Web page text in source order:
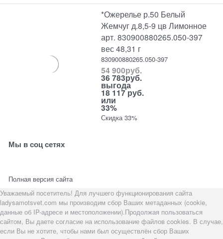
*Ожерелье р.50 Белый
Жемчуг д.8,5-9 цв Лимонное
арт. 830900880265.050-397
вес 48,31 г
830900880265.050-397
54 900руб.
36 783руб.
выгода
18 117 руб.
или
33%
Скидка 33%
Мы в соц сетях
Полная версия сайта
Уважаемый посетитель! Для лучшего функционирования сайта
ladysamotsvet.com мы производим сбор Ваших метаданных (cookie,
данные об IP-адресе и местоположении).Продолжая пользоваться
сайтом, Вы даете согласие на использование файлов cookies. В случае,
если Вы не хотите, чтобы нами был осуществлён сбор Ваших